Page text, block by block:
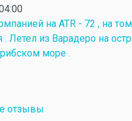
на ATR - 72 , на
. Летел из Варадеро на
море .
отзывы